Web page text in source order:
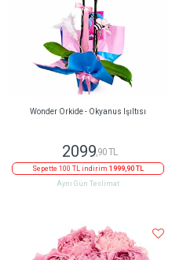
Wonder Orkide - Okyanus Işıltısı
2099 ,90 TL
Sepette 100 TL indirim 1999,90 TL
Aynı Gün Teslimat